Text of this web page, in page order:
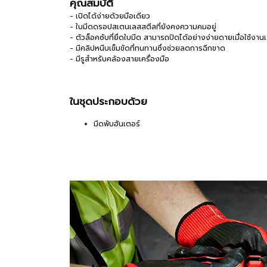
- เปิดได้ง่ายด้วยมือเดียว
- ใบมีดดรอปสเตนเลสสตีลที่ยังคงความคมอยู่
- ตัวล็อคซับที่ยึดใบมีด สามารถปิดได้อย่างง่ายดายเมื่อใช้งาน
- มีคลิปหนีบเข็มขัดที่ทนทานซึ่งช่วยลดการฉีกขาด
- มีรูสำหรับคล้องสายเครื่องมือ
ในชุดประกอบด้วย
มีดพับฮันเตอร์